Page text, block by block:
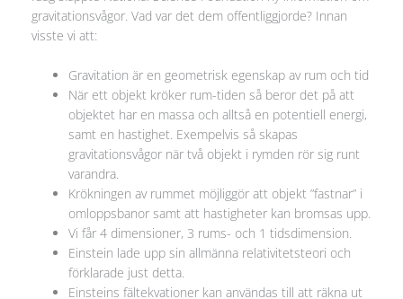
gravitationsvågor. Vad var det dem offentliggjorde? Innan
visste vi att:
Gravitation är en geometrisk egenskap av rum och tid
När ett objekt kröker rum-tiden så beror det på att
objektet har en massa och alltså en potentiell energi,
samt en hastighet. Exempelvis så skapas
gravitationsvågor när två objekt i rymden rör sig runt
varandra.
Krökningen av rummet möjliggör att objekt ”fastnar” i
omloppsbanor samt att hastigheter kan bromsas upp.
Vi får 4 dimensioner, 3 rums- och 1 tidsdimension.
Einstein lade upp sin allmänna relativitetsteori och
förklarade just detta.
Einsteins fältekvationer kan användas till att räkna ut